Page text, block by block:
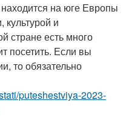
на юге Европы
культурой и
стране есть много
посетить. Если вы
то обязательно
puteshestviya-2023-